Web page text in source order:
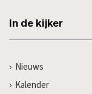
In de kijker
Nieuws
Kalender